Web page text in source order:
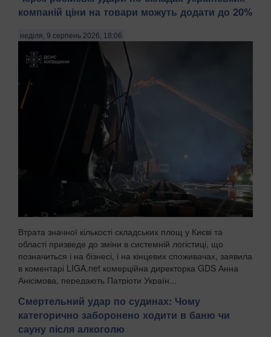
компаній ціни на товари можуть додати до 20%
неділя, 9 серпень 2026, 18:06
Втрата значної кількості складських площ у Києві та
області призведе до зміни в системній логістиці, що
позначиться і на бізнесі, і на кінцевих споживачах, заявила
в коментарі LIGA.net комерційна директорка GDS Анна
Анісімова, передають Патріоти Україн...
Смертельний удар по судинах: Чому
категорично заборонено ходити в баню чи
сауну після алкоголю